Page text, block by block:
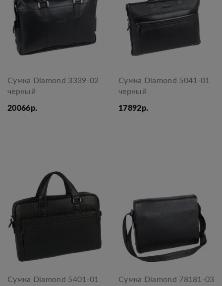
Сумка Diamond 3339-02
черный
20066р.
Сумка Diamond 5041-01
черный
17892р.
Сумка Diamond 5401-01
Сумка Diamond 78181-03